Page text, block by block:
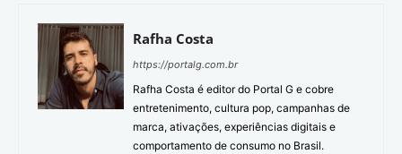
Rafha Costa
https://portalg.com.br
Rafha Costa é editor do Portal G e cobre
entretenimento, cultura pop, campanhas de
marca, ativações, experiências digitais e
comportamento de consumo no Brasil.